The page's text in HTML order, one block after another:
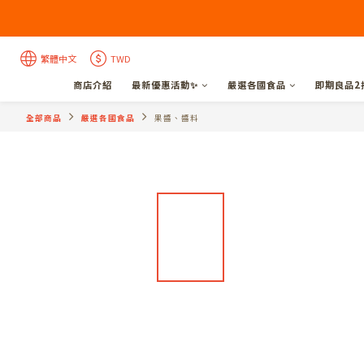
繁體中文
TWD
商店介紹
最新優惠活動✨ 嚴選各國食品 即期良品2
全部商品 嚴選各國食品 果醬、醬料